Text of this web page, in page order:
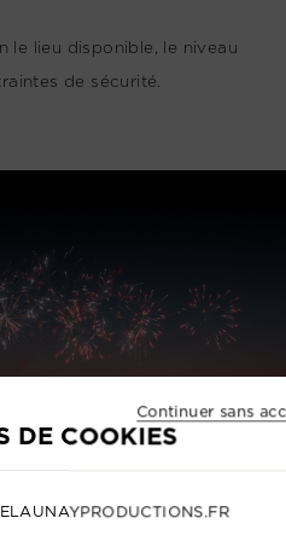
le lieu disponible, le niveau
de sécurité.
DE COOKIES
Continuer sans